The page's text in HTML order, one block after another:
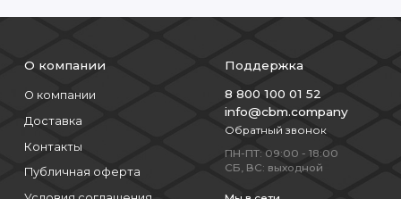
О компании
О компании
Доставка
Контакты
Публичная оферта
Поддержка
8 800 100 01 52
info@cbm.company
Обратный звонок
ПН-ПТ: 09:00 - 18:00
СБ, ВС: выходной